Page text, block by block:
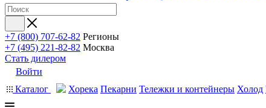
+7 (800) 707-62-82 Регионы
+7 (495) 221-82-82 Москва
Стать дилером
Войти
Каталог
Хорека Пекарни Тележки и контейнеры Холод